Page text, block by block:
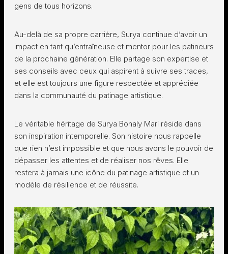
gens de tous horizons.
Au-delà de sa propre carrière, Surya continue d’avoir un
impact en tant qu’entraîneuse et mentor pour les patineurs
de la prochaine génération. Elle partage son expertise et
ses conseils avec ceux qui aspirent à suivre ses traces,
et elle est toujours une figure respectée et appréciée
dans la communauté du patinage artistique.
Le véritable héritage de Surya Bonaly Mari réside dans
son inspiration intemporelle. Son histoire nous rappelle
que rien n’est impossible et que nous avons le pouvoir de
dépasser les attentes et de réaliser nos rêves. Elle
restera à jamais une icône du patinage artistique et un
modèle de résilience et de réussite.